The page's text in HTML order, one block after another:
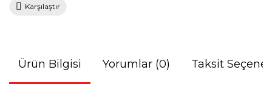
Karşılaştır
Ürün Bilgisi Yorumlar (0) Taksit